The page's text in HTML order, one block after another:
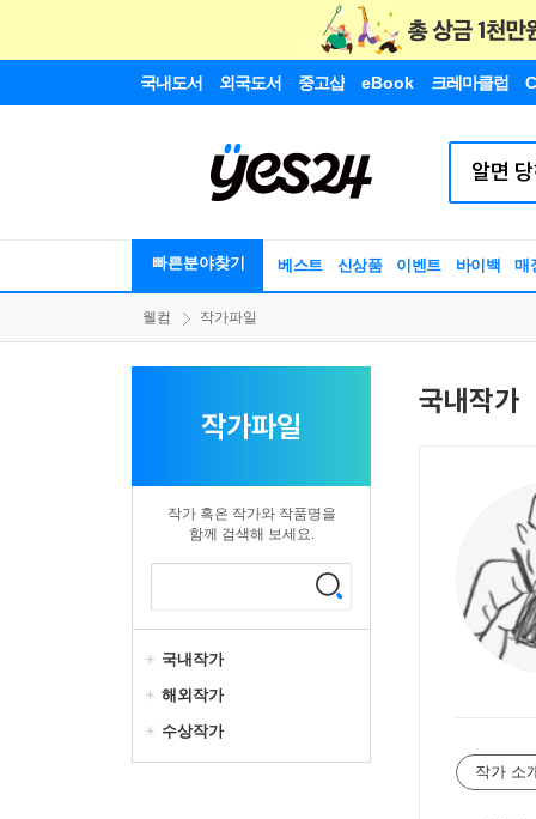
국내도서 외국도서 중고샵 eBook 크레마클럽
빠른분야찾기 베스트 신상품 이벤트 바이백 매
웰컴 작가파일
작가파일
작가 혹은 작가와 작품명을
함께 검색해 보세요.
국내작가
해외작가
수상작가
국내작가
작가 소